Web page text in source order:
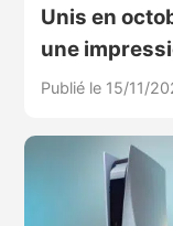
Unis en
une
Publié le 15/11/